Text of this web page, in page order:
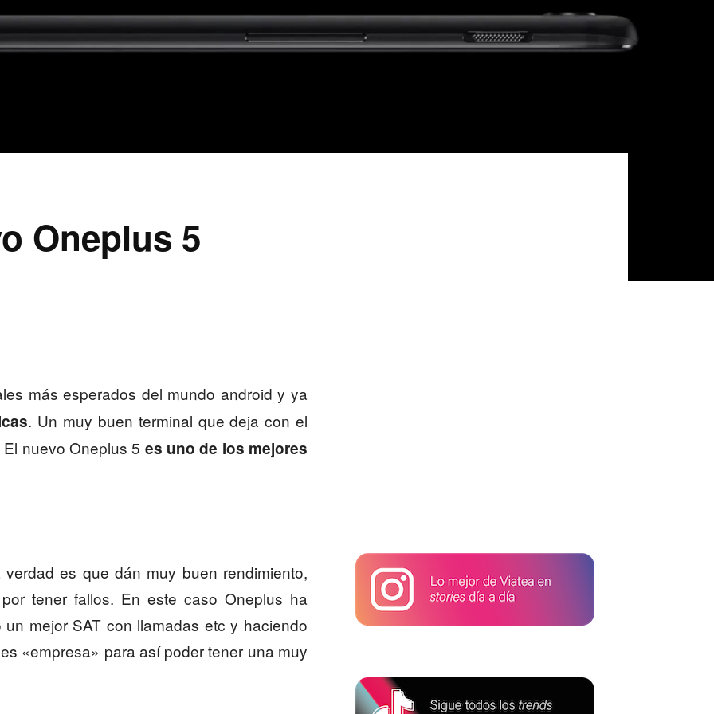
Oneplus 5
más esperados del mundo android y ya
. Un muy buen terminal que deja con el
nuevo Oneplus 5 es uno de los mejores
es que dán muy buen rendimiento,
tener fallos. En este caso Oneplus ha
mejor SAT con llamadas etc y haciendo
«empresa» para así poder tener una muy